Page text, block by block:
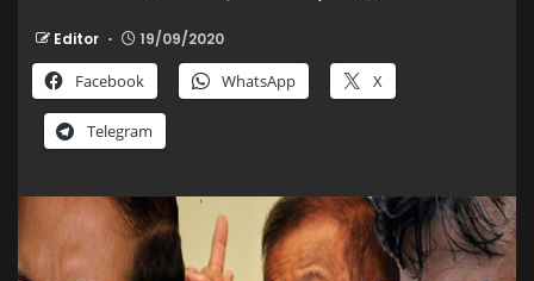
Editor 19/09/2020
Facebook WhatsApp X
Telegram